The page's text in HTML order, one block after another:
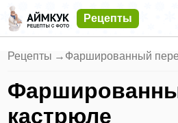
Рецепты
Рецепты → Фаршированный
кастрюле